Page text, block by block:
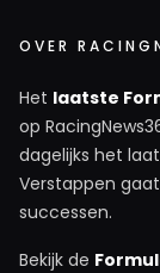
OVER
Het laatste
op
dagelijks het
Verstappen
successen.
Bekijk de